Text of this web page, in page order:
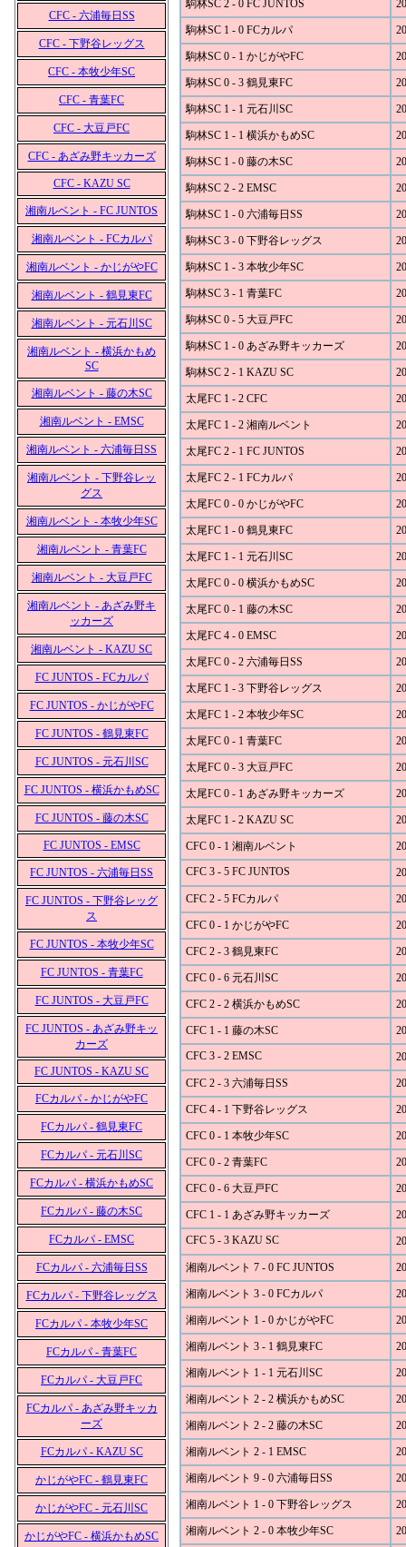
CFC - 六浦毎日SS
CFC - 下野谷レッグス
CFC - 本牧少年SC
CFC - 青葉FC
CFC - 大豆戸FC
CFC - あざみ野キッカーズ
CFC - KAZU SC
湘南ルベント - FC JUNTOS
湘南ルベント - FCカルパ
湘南ルベント - かじがやFC
湘南ルベント - 鶴見東FC
湘南ルベント - 元石川SC
湘南ルベント - 横浜かもめ
SC
湘南ルベント - 藤の木SC
湘南ルベント - EMSC
湘南ルベント - 六浦毎日SS
湘南ルベント - 下野谷レッ
グス
湘南ルベント - 本牧少年SC
湘南ルベント - 青葉FC
湘南ルベント - 大豆戸FC
湘南ルベント - あざみ野キ
ッカーズ
湘南ルベント - KAZU SC
FC JUNTOS - FCカルパ
FC JUNTOS - かじがやFC
FC JUNTOS - 鶴見東FC
FC JUNTOS - 元石川SC
FC JUNTOS - 横浜かもめSC
FC JUNTOS - 藤の木SC
FC JUNTOS - EMSC
FC JUNTOS - 六浦毎日SS
FC JUNTOS - 下野谷レッグ
ス
FC JUNTOS - 本牧少年SC
FC JUNTOS - 青葉FC
FC JUNTOS - 大豆戸FC
FC JUNTOS - あざみ野キッ
カーズ
FC JUNTOS - KAZU SC
FCカルパ - かじがやFC
FCカルパ - 鶴見東FC
FCカルパ - 元石川SC
FCカルパ - 横浜かもめSC
FCカルパ - 藤の木SC
FCカルパ - EMSC
FCカルパ - 六浦毎日SS
FCカルパ - 下野谷レッグス
FCカルパ - 本牧少年SC
FCカルパ - 青葉FC
FCカルパ - 大豆戸FC
FCカルパ - あざみ野キッカ
ーズ
FCカルパ - KAZU SC
かじがやFC - 鶴見東FC
かじがやFC - 元石川SC
かじがやFC - 横浜かもめSC
駒林SC 2 - 0 FC JUNTOS
駒林SC 1 - 0 FCカルパ
駒林SC 0 - 1 かじがやFC
駒林SC 0 - 3 鶴見東FC
駒林SC 1 - 1 元石川SC
駒林SC 1 - 1 横浜かもめSC
駒林SC 1 - 0 藤の木SC
駒林SC 2 - 2 EMSC
駒林SC 1 - 0 六浦毎日SS
駒林SC 3 - 0 下野谷レッグス
駒林SC 1 - 3 本牧少年SC
駒林SC 3 - 1 青葉FC
駒林SC 0 - 5 大豆戸FC
駒林SC 1 - 0 あざみ野キッカーズ
駒林SC 2 - 1 KAZU SC
太尾FC 1 - 2 CFC
太尾FC 1 - 2 湘南ルベント
太尾FC 2 - 1 FC JUNTOS
太尾FC 2 - 1 FCカルパ
太尾FC 0 - 0 かじがやFC
太尾FC 1 - 0 鶴見東FC
太尾FC 1 - 1 元石川SC
太尾FC 0 - 0 横浜かもめSC
太尾FC 0 - 1 藤の木SC
太尾FC 4 - 0 EMSC
太尾FC 0 - 2 六浦毎日SS
太尾FC 1 - 3 下野谷レッグス
太尾FC 1 - 2 本牧少年SC
太尾FC 0 - 1 青葉FC
太尾FC 0 - 3 大豆戸FC
太尾FC 0 - 1 あざみ野キッカーズ
太尾FC 1 - 2 KAZU SC
CFC 0 - 1 湘南ルベント
CFC 3 - 5 FC JUNTOS
CFC 2 - 5 FCカルパ
CFC 0 - 1 かじがやFC
CFC 2 - 3 鶴見東FC
CFC 0 - 6 元石川SC
CFC 2 - 2 横浜かもめSC
CFC 1 - 1 藤の木SC
CFC 3 - 2 EMSC
CFC 2 - 3 六浦毎日SS
CFC 4 - 1 下野谷レッグス
CFC 0 - 1 本牧少年SC
CFC 0 - 2 青葉FC
CFC 0 - 6 大豆戸FC
CFC 1 - 1 あざみ野キッカーズ
CFC 5 - 3 KAZU SC
湘南ルベント 7 - 0 FC JUNTOS
湘南ルベント 3 - 0 FCカルパ
湘南ルベント 1 - 0 かじがやFC
湘南ルベント 3 - 1 鶴見東FC
湘南ルベント 1 - 1 元石川SC
湘南ルベント 2 - 2 横浜かもめSC
湘南ルベント 2 - 2 藤の木SC
湘南ルベント 2 - 1 EMSC
湘南ルベント 9 - 0 六浦毎日SS
湘南ルベント 1 - 0 下野谷レッグス
湘南ルベント 2 - 0 本牧少年SC